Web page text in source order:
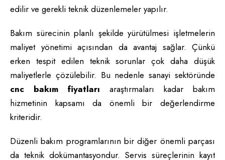
edilir ve gerekli teknik düzenlemeler yapılır.
Bakım sürecinin planlı şekilde yürütülmesi işletmelerin
maliyet yönetimi açısından da avantaj sağlar. Çünkü
erken tespit edilen teknik sorunlar çok daha düşük
maliyetlerle çözülebilir. Bu nedenle sanayi sektöründe
cnc bakım fiyatları araştırmaları kadar bakım
hizmetinin kapsamı da önemli bir değerlendirme
kriteridir.
Düzenli bakım programlarının bir diğer önemli parçası
da teknik dokümantasyondur. Servis süreçlerinin kayıt